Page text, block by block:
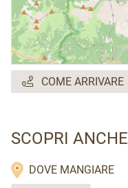
COME ARRIVARE
SCOPRI ANCHE
DOVE MANGIARE